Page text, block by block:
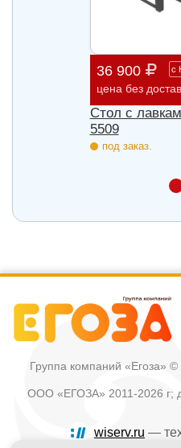
36 900 с
цена без
Стол с
5509
под заказ.
Группа компаний «Егоза» ©
ООО «ЕГОЗА» 2011-2026 г;
wiserv.ru —